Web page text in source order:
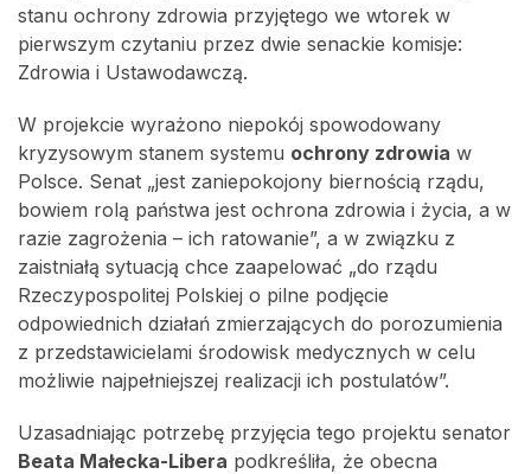
stanu ochrony zdrowia przyjętego we wtorek w
pierwszym czytaniu przez dwie senackie komisje:
Zdrowia i Ustawodawczą.
W projekcie wyrażono niepokój spowodowany
kryzysowym stanem systemu ochrony zdrowia w
Polsce. Senat „jest zaniepokojony biernością rządu,
bowiem rolą państwa jest ochrona zdrowia i życia, a w
razie zagrożenia – ich ratowanie”, a w związku z
zaistniałą sytuacją chce zaapelować „do rządu
Rzeczypospolitej Polskiej o pilne podjęcie
odpowiednich działań zmierzających do porozumienia
z przedstawicielami środowisk medycznych w celu
możliwie najpełniejszej realizacji ich postulatów”.
Uzasadniając potrzebę przyjęcia tego projektu senator
Beata Małecka-Libera podkreśliła, że obecna